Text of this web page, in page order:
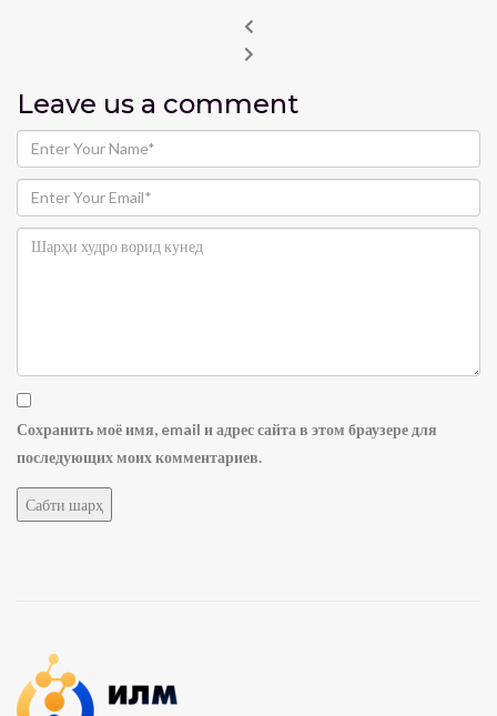
Leave us a comment
Сохранить моё имя, email и адрес сайта в этом браузере для
последующих моих комментариев.